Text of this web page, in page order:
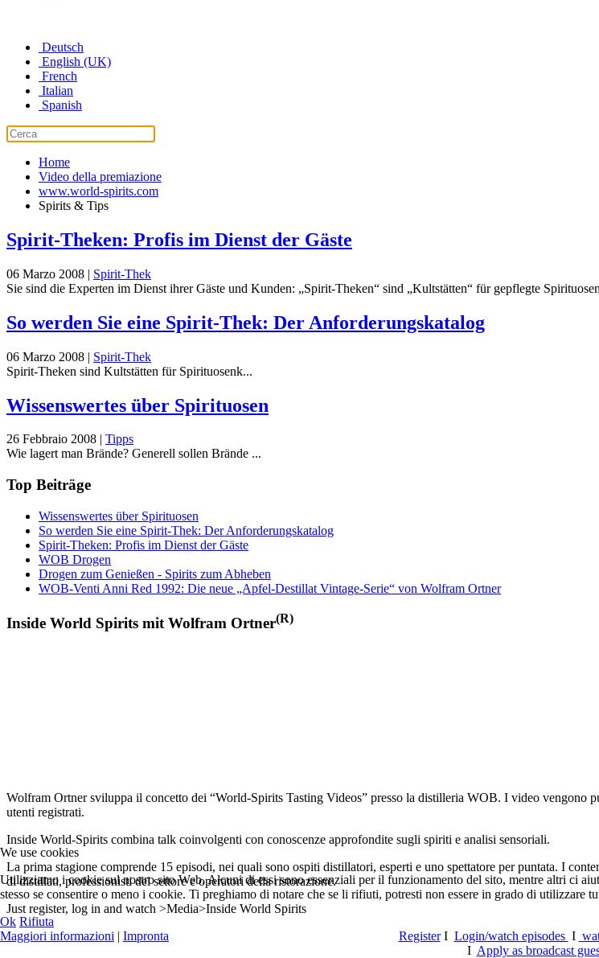
Deutsch
English (UK)
French
Italian
Spanish
Home
Video della premiazione
www.world-spirits.com
Spirits & Tips
Spirit-Theken: Profis im Dienst der Gäste
06 Marzo 2008 | Spirit-Thek
Sie sind die Experten im Dienst ihrer Gäste und Kunden: „Spirit-Theken“ sind „Kultstätten“ für gepflegte
So werden Sie eine Spirit-Thek: Der Anforderungskatalog
06 Marzo 2008 | Spirit-Thek
Spirit-Theken sind Kultstätten für Spirituosenk...
Wissenswertes über Spirituosen
26 Febbraio 2008 | Tipps
Wie lagert man Brände? Generell sollen Brände ...
Top Beiträge
Wissenswertes über Spirituosen
So werden Sie eine Spirit-Thek: Der Anforderungskatalog
Spirit-Theken: Profis im Dienst der Gäste
WOB Drogen
Drogen zum Genießen - Spirits zum Abheben
WOB-Venti Anni Red 1992: Die neue „Apfel-Destillat Vintage-Serie“ von Wolfram Ortner
Inside World Spirits mit Wolfram Ortner(R)
Wolfram Ortner sviluppa il concetto dei “World-Spirits Tasting Videos” presso la distilleria WOB. I video vengono
utenti registrati.
Inside World-Spirits combina talk coinvolgenti con conoscenze approfondite sugli spiriti e analisi sensoriali.
La prima stagione comprende 15 episodi, nei quali sono ospiti distillatori, esperti e uno spettatore per puntata. I
di distillati, professionisti del settore e operatori della ristorazione.
Just register, log in and watch >Media>Inside World Spirits
RegisterI Login/watch episodes I
I Apply as broadcast
We use cookies
Utilizziamo i cookie sul nostro sito Web. Alcuni di essi sono essenziali per il funzionamento del sito, mentre altri ci
stesso se consentire o meno i cookie. Ti preghiamo di notare che se li rifiuti, potresti non essere in grado di utilizzare
Ok Rifiuta
Maggiori informazioni | Impronta